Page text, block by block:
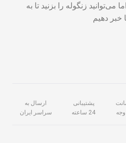
می‌توانید زنگوله را بزنید تا به
دهیم
پشتیبانی
24 ساعته
ارسال به
سراسر ایران